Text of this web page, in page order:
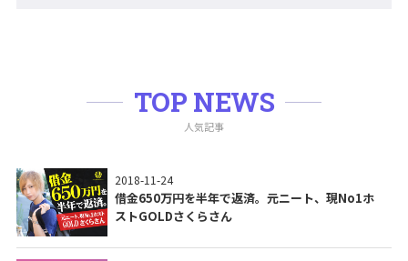
TOP NEWS
人気記事
2018-11-24
借金650万円を半年で返済。元ニート、現No1ホ
ストGOLDさくらさん